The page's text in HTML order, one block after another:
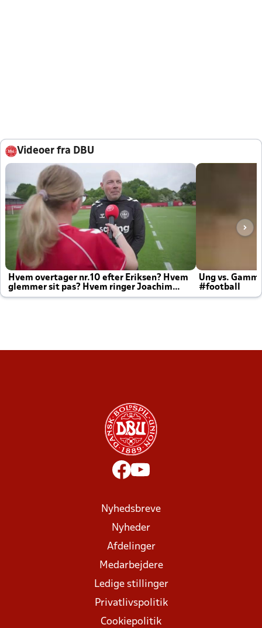
Videoer fra DBU
Hvem overtager nr.10 efter Eriksen? Hvem
glemmer sit pas? Hvem ringer Joachim
altid til efter kampe?
Ung vs.
#football
Nyhedsbreve
Nyheder
Afdelinger
Medarbejdere
Ledige stillinger
Privatlivspolitik
Cookiepolitik